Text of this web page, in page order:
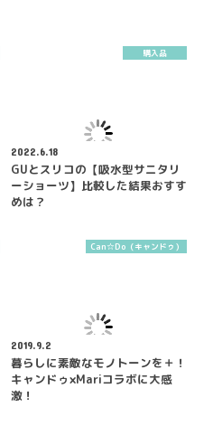
購入品
2022.6.18
GUとスリコの【吸水型サニタリ
ーショーツ】比較した結果おすす
めは？
Can☆Do（キャンドゥ）
2019.9.2
暮らしに素敵なモノトーンを＋！
キャンドゥ×Mariコラボに大感
激！